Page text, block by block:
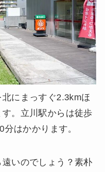
にまっすぐ2.3kmほ
。立川駅からは徒歩
はかかります。
いのでしょう？素朴